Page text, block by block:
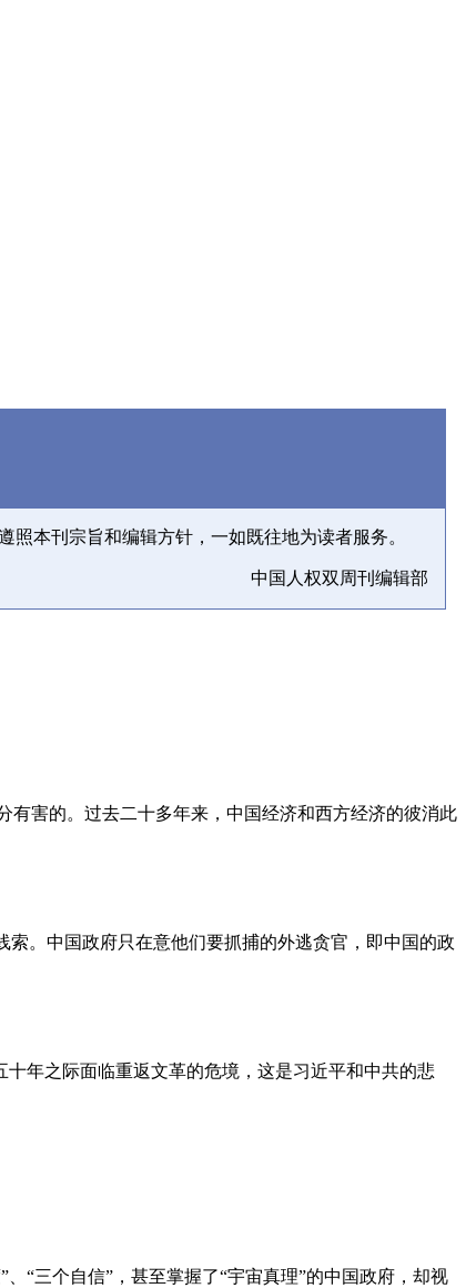
照本刊宗旨和编辑方针，一如既往地为读者服务。
中国人权双周刊编辑部
害的。过去二十多年来，中国经济和西方经济的彼消此
。中国政府只在意他们要抓捕的外逃贪官，即中国的政
年之际面临重返文革的危境，这是习近平和中共的悲
“三个自信”，甚至掌握了“宇宙真理”的中国政府，却视